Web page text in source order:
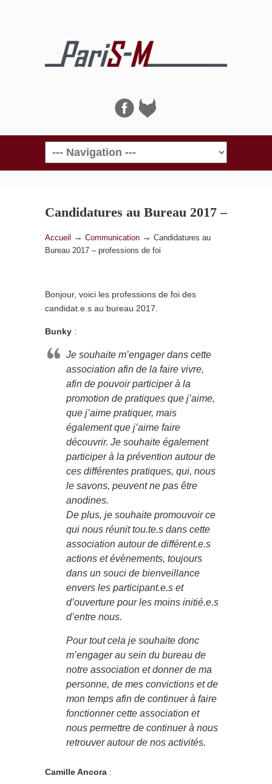
Navigation
Candidatures au Bureau 2017 –
professions de foi
Accueil → Communication → Candidatures au
Bureau 2017 – professions de foi
Bonjour, voici les professions de foi des
candidat.e.s au bureau 2017.
Bunky :
Je souhaite m’engager dans cette
association afin de la faire vivre,
afin de pouvoir participer à la
promotion de pratiques que j’aime,
que j’aime pratiquer, mais
également que j’aime faire
découvrir. Je souhaite également
participer à la prévention autour de
ces différentes pratiques, qui, nous
le savons, peuvent ne pas être
anodines.
De plus, je souhaite promouvoir ce
qui nous réunit tou.te.s dans cette
association autour de différent.e.s
actions et évènements, toujours
dans un souci de bienveillance
envers les participant.e.s et
d’ouverture pour les moins initié.e.s
d’entre nous.
Pour tout cela je souhaite donc
m’engager au sein du bureau de
notre association et donner de ma
personne, de mes convictions et de
mon temps afin de continuer à faire
fonctionner cette association et
nous permettre de continuer à nous
retrouver autour de nos activités.
Camille Ancora :